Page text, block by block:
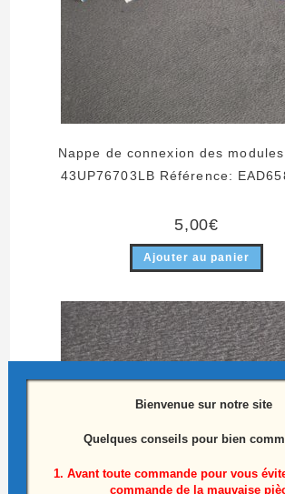
Nappe de connexion des
43UP76703LB Référence:
5,00€
Ajouter au panier
Bienvenue sur notre site
Quelques conseils pour bien
1. Avant toute commande pour vous
commande de la mauvaise